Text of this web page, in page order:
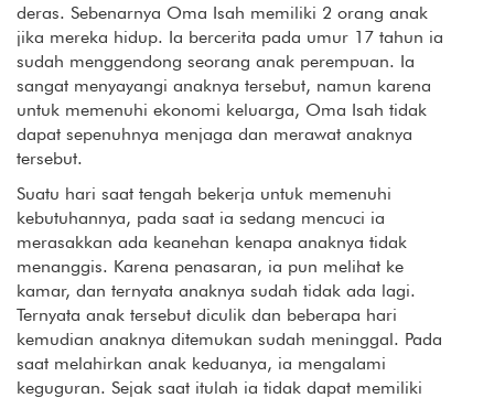
deras. Sebenarnya Oma Isah memiliki 2 orang anak
jika mereka hidup. Ia bercerita pada umur 17 tahun ia
sudah menggendong seorang anak perempuan. Ia
sangat menyayangi anaknya tersebut, namun karena
untuk memenuhi ekonomi keluarga, Oma Isah tidak
dapat sepenuhnya menjaga dan merawat anaknya
tersebut.
Suatu hari saat tengah bekerja untuk memenuhi
kebutuhannya, pada saat ia sedang mencuci ia
merasakkan ada keanehan kenapa anaknya tidak
menanggis. Karena penasaran, ia pun melihat ke
kamar, dan ternyata anaknya sudah tidak ada lagi.
Ternyata anak tersebut diculik dan beberapa hari
kemudian anaknya ditemukan sudah meninggal. Pada
saat melahirkan anak keduanya, ia mengalami
keguguran. Sejak saat itulah ia tidak dapat memiliki